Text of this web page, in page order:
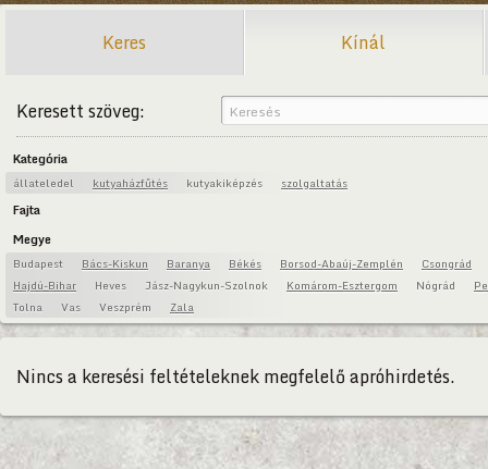
Keres Kínál
Keresett szöveg:
Kategória
állateledel kutyaházfűtés kutyakiképzés szolgaltatás
Fajta
Megye
Budapest Bács-Kiskun Baranya Békés Borsod-Abaúj-Zemplén
Csongrád
Hajdú-Bihar
Heves Jász-Nagykun-Szolnok Komárom-Esztergom Nógrád
Tolna
Vas Veszprém Zala
Nincs a keresési feltételeknek megfelelő apróhirdetés.